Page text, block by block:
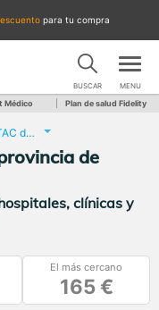
para tu compra
BUSCAR MENU
Médico Plan de salud Fidelity
TAC de Extremidades
de
clínicas y
El más cercano
165 €